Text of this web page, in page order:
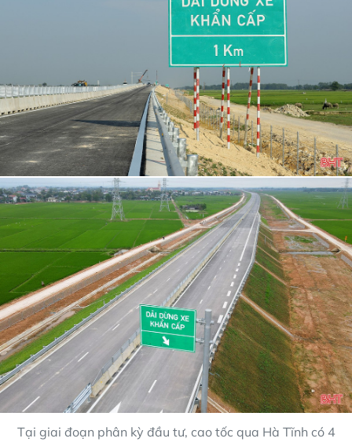
Tại giai đoạn phân kỳ đầu tư, cao tốc qua Hà Tĩnh có 4